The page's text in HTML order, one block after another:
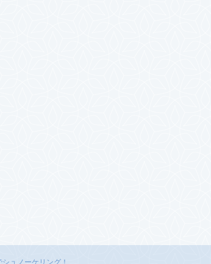
ュノーケリング！